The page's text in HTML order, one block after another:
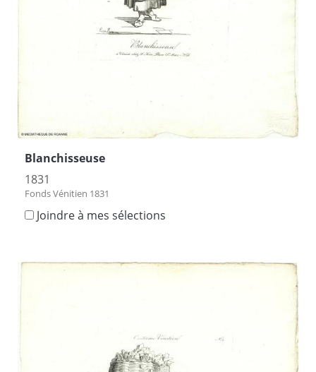
Blanchisseuse
1831
Fonds Vénitien 1831
Joindre à mes sélections